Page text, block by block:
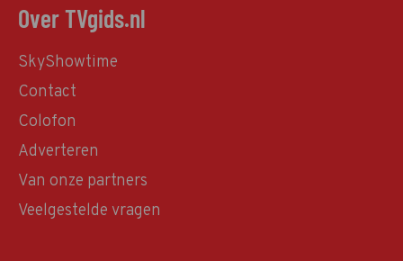
Over TVgids.nl
SkyShowtime
Contact
Colofon
Adverteren
Van onze partners
Veelgestelde vragen